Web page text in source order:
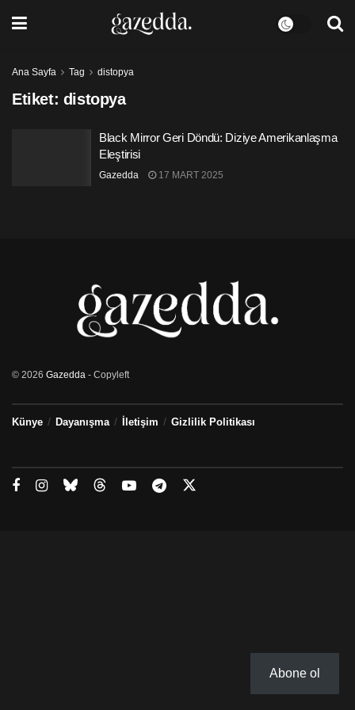
Ana Sayfa Tag distopya
Etiket: distopya
Black Mirror Geri Döndü: Diziye Amerikanlaşma
Eleştirisi
Gazedda 17 MART 2025
© 2026 Gazedda - Copyleft
Künye Dayanışma İletişim Gizlilik Politikası
Abone ol